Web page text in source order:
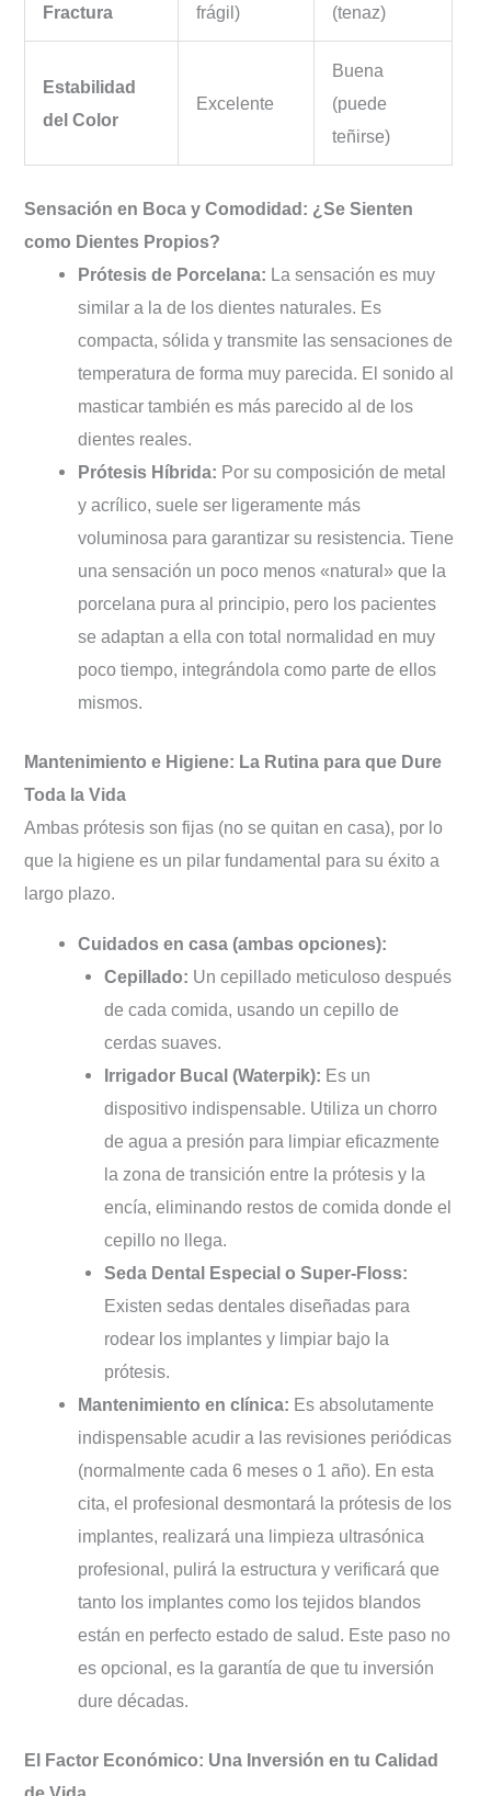
Fractura
frágil)
(tenaz)
Estabilidad
del Color
Excelente
Buena
(puede
teñirse)
Sensación en Boca y Comodidad: ¿Se Sienten
como Dientes Propios?
Prótesis de Porcelana: La sensación es muy
similar a la de los dientes naturales. Es
compacta, sólida y transmite las sensaciones de
temperatura de forma muy parecida. El sonido al
masticar también es más parecido al de los
dientes reales.
Prótesis Híbrida: Por su composición de metal
y acrílico, suele ser ligeramente más
voluminosa para garantizar su resistencia. Tiene
una sensación un poco menos «natural» que la
porcelana pura al principio, pero los pacientes
se adaptan a ella con total normalidad en muy
poco tiempo, integrándola como parte de ellos
mismos.
Mantenimiento e Higiene: La Rutina para que Dure
Toda la Vida
Ambas prótesis son fijas (no se quitan en casa), por lo
que la higiene es un pilar fundamental para su éxito a
largo plazo.
Cuidados en casa (ambas opciones):
Cepillado: Un cepillado meticuloso después
de cada comida, usando un cepillo de
cerdas suaves.
Irrigador Bucal (Waterpik): Es un
dispositivo indispensable. Utiliza un chorro
de agua a presión para limpiar eficazmente
la zona de transición entre la prótesis y la
encía, eliminando restos de comida donde el
cepillo no llega.
Seda Dental Especial o Super-Floss:
Existen sedas dentales diseñadas para
rodear los implantes y limpiar bajo la
prótesis.
Mantenimiento en clínica: Es absolutamente
indispensable acudir a las revisiones periódicas
(normalmente cada 6 meses o 1 año). En esta
cita, el profesional desmontará la prótesis de los
implantes, realizará una limpieza ultrasónica
profesional, pulirá la estructura y verificará que
tanto los implantes como los tejidos blandos
están en perfecto estado de salud. Este paso no
es opcional, es la garantía de que tu inversión
dure décadas.
El Factor Económico: Una Inversión en tu Calidad